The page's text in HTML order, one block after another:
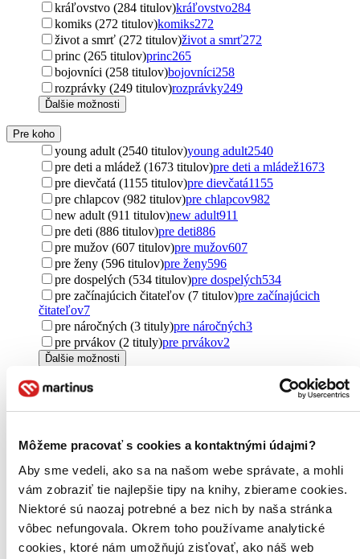
Môžeme pracovať s cookies a kontaktnými údajmi?
Aby sme vedeli, ako sa na našom webe správate, a mohli
vám zobraziť tie najlepšie tipy na knihy, zbierame cookies.
Niektoré sú naozaj potrebné a bez nich by naša stránka
vôbec nefungovala. Okrem toho používame analytické
cookies, ktoré nám umožňujú zisťovať, ako náš web
kráľovstvo (284 titulov)kráľovstvo284
komiks (272 titulov)komiks272
život a smrť (272 titulov)život a smrť272
princ (265 titulov)princ265
bojovníci (258 titulov)bojovníci258
rozprávky (249 titulov)rozprávky249
Ďalšie možnosti
Pre koho
young adult (2540 titulov)young adult2540
pre deti a mládež (1673 titulov)pre deti a mládež1673
pre dievčatá (1155 titulov)pre dievčatá1155
pre chlapcov (982 titulov)pre chlapcov982
new adult (911 titulov)new adult911
pre deti (886 titulov)pre deti886
pre mužov (607 titulov)pre mužov607
pre ženy (596 titulov)pre ženy596
pre dospelých (534 titulov)pre dospelých534
pre začínajúcich čitateľov (7 titulov)pre začínajúcich
čitateľov7
pre náročných (3 tituly)pre náročných3
pre prvákov (2 tituly)pre prvákov2
Ďalšie možnosti
Pôvod
Spojené kráľovstvo (962 titulov)
Spojené kráľovstvo
Česko (417 titulov)Česko 417
Francúzsko (298 titulov)Francúzsko298
Austrália (88 titulov)Austrália 88
Japonsko (78 titulov)
Japonsko
Irán (76 titulov)Irán76
Írsko (48 titulov)Írsko48
Slovensko (46 titulov)Slovensko46